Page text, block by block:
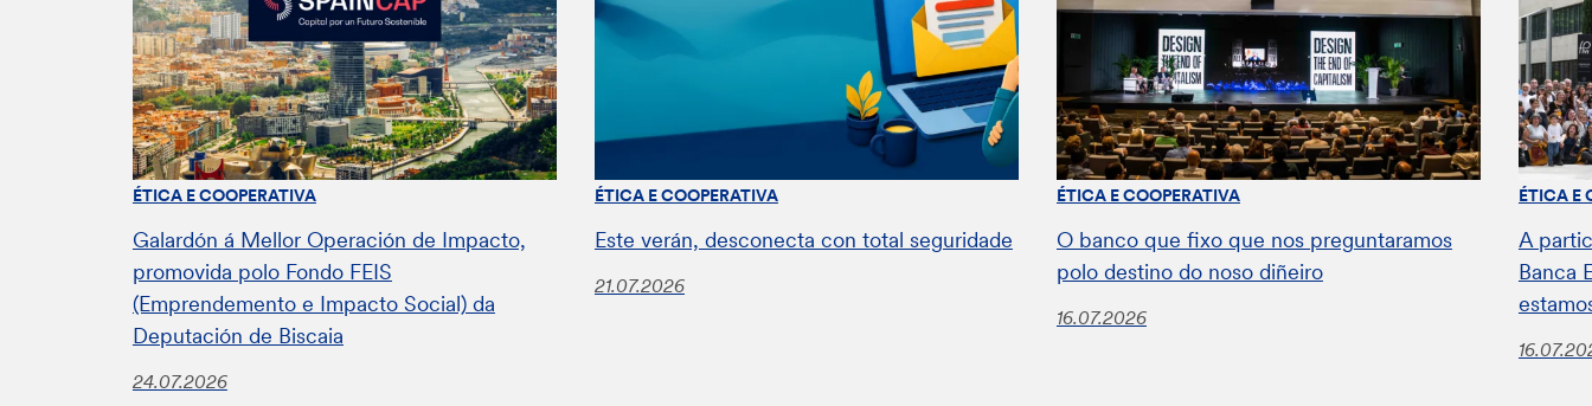
ÉTICA E COOPERATIVA
Galardón á Mellor Operación de Impacto,
promovida polo Fondo FEIS
(Emprendemento e Impacto Social) da
Deputación de Biscaia
24.07.2026
ÉTICA E COOPERATIVA
Este verán, desconecta con total seguridade
21.07.2026
ÉTICA E COOPERATIVA
O banco que fixo que nos preguntaramos
polo destino do noso diñeiro
16.07.2026
ÉTICA E
A
Banca